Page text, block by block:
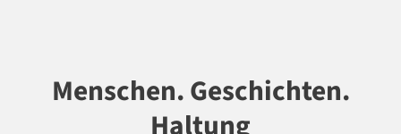
Menschen. Geschichten.